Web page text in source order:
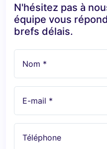
N'hésitez pas à
équipe vous
brefs délais.
Nom *
E-mail *
Téléphone